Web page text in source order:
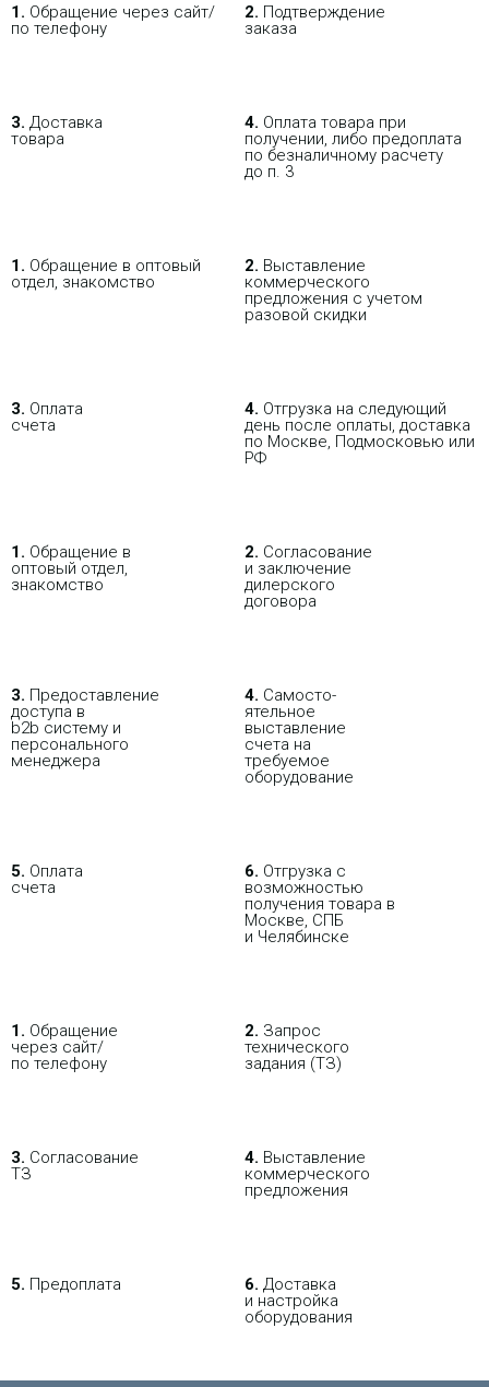
ОПТОВИКАМ ПАРТНЕРАМ
1. Обращение через сайт/
по телефону
2. Подтверждение
заказа
3. Доставка
товара
4. Оплата товара при
получении, либо предоплата
по безналичному расчету
до п. 3
1. Обращение в оптовый
отдел, знакомство
2. Выставление
коммерческого
предложения с учетом
разовой скидки
3. Оплата
счета
4. Отгрузка на следующий
день после оплаты, доставка
по Москве, Подмосковью или
РФ
1. Обращение в
оптовый отдел,
знакомство
2. Согласование
и заключение
дилерского
договора
3. Пре­до­ста­вле­ние
доступа в
b2b систему и
персо­нального
мене­джера
4. Само­сто­-
ятель­ное
выставление
счета на
требуемое
оборудование
5. Оплата
счета
6. Отгрузка с
возможностью
получения товара в
Москве, СПБ
и Челябинске
1. Обращение
через сайт/
по телефону
2. Запрос
технического
задания (ТЗ)
3. Согласование
ТЗ
4. Выставление
коммерческого
предложения
5. Предоплата 6. Доставка
и настройка
оборудования